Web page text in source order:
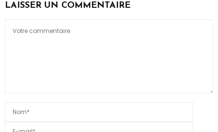
LAISSER UN COMMENTAIRE